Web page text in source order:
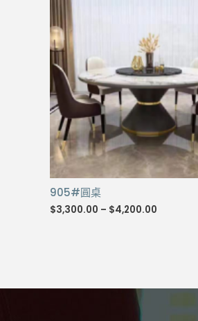
905#圓桌
$3,300.00 – $4,200.00